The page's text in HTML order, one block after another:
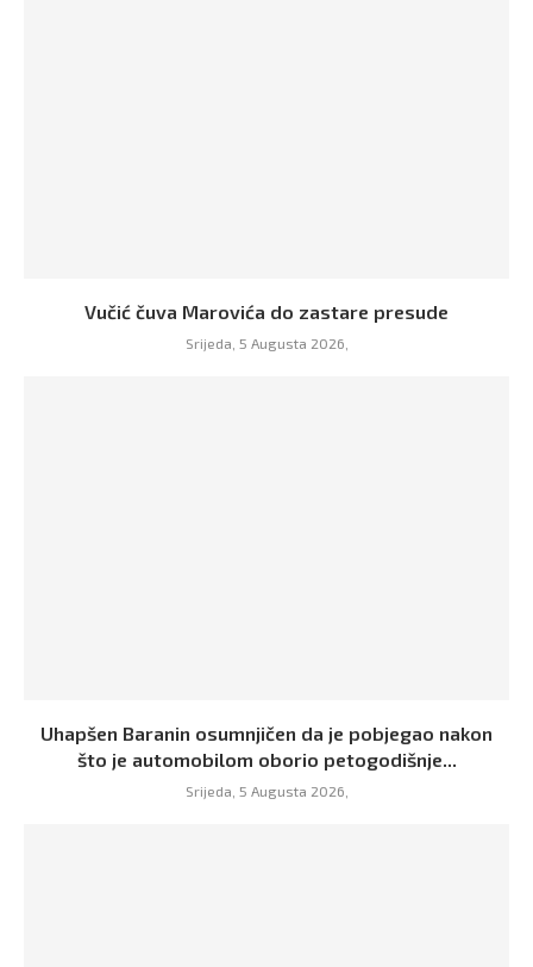
Vučić čuva Marovića do zastare presude
Srijeda, 5 Augusta 2026,
Uhapšen Baranin osumnjičen da je pobjegao nakon
što je automobilom oborio petogodišnje...
Srijeda, 5 Augusta 2026,